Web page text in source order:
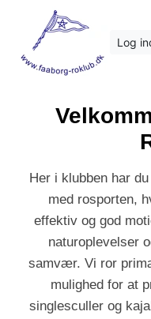
Log
Her i klubben har
med rosporten,
effektiv og god
naturoplevelser
samvær. Vi ror
mulighed for at
singlesculler og